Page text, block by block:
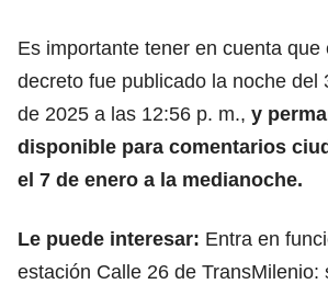
Es importante tener en cuenta que
decreto fue publicado la noche del
de 2025 a las 12:56 p. m., y
disponible para comentarios
el 7 de enero a la medianoche.
Le puede interesar: Entra en
estación Calle 26 de TransMilenio: